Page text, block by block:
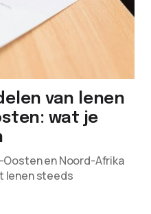
van lenen
wat je
Oosten en Noord-Afrika
lenen steeds